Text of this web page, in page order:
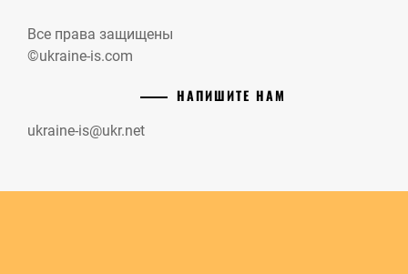
Все права защищены
©ukraine-is.com
НАПИШИТЕ НАМ
ukraine-is@ukr.net